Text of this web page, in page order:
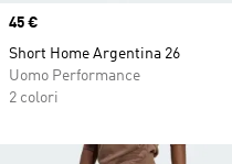
Price
45 €
Short Home Argentina 26
Uomo Performance
2 colori